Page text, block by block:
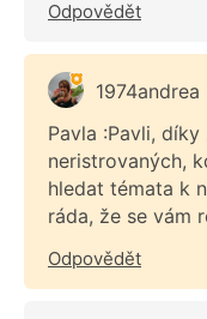
Odpovědět
1974andrea
Pavla :Pavli,
neristrovaných,
hledat témata k
ráda, že se vám
Odpovědět